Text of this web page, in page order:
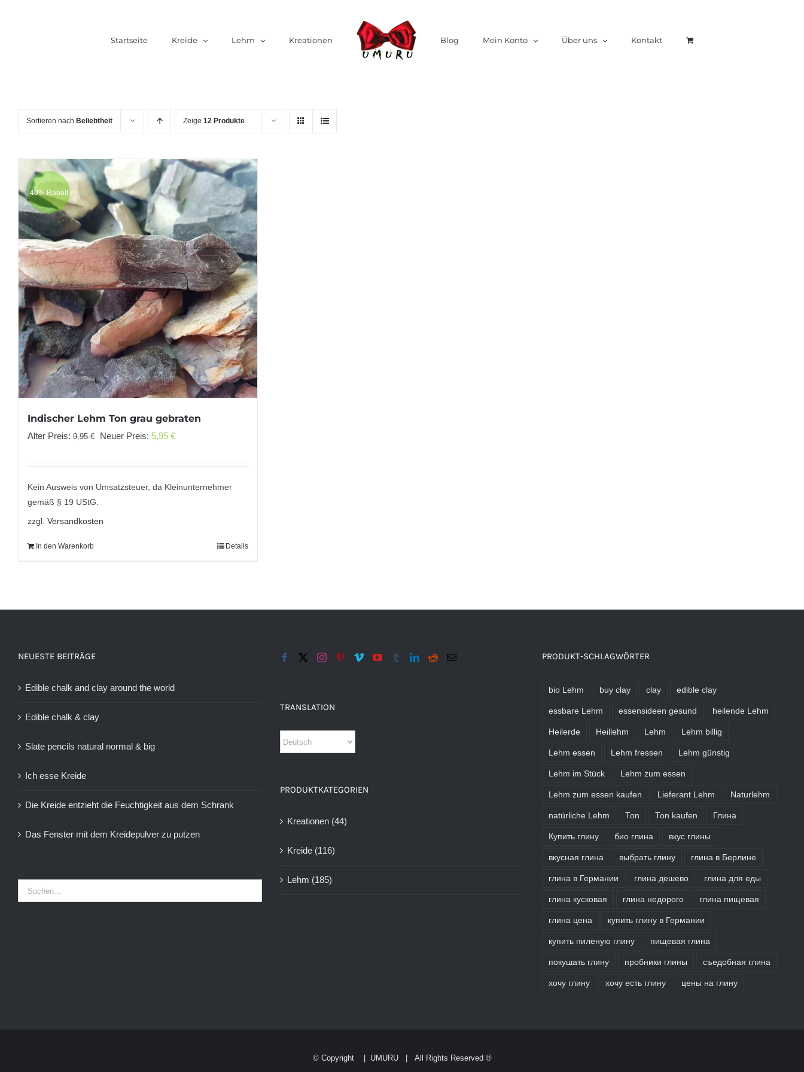
Startseite Kreide Lehm Kreationen Blog Mein Konto Über uns Kontakt
Sortieren nach Beliebtheit Zeige 12 Produkte
40% Rabatt
Indischer Lehm Ton grau gebraten
Alter Preis: 9,95€
Ursprünglicher
9,95 €
Neuer Preis: 5,95 €Aktueller
5,95 €.
Kein Ausweis von Umsatzsteuer, da Kleinunternehmer
gemäß § 19 UStG.
zzgl. Versandkosten
In den Warenkorb Details
NEUESTE BEITRÄGE
Edible chalk and clay around the world
Edible chalk & clay
Slate pencils natural normal & big
Ich esse Kreide
Die Kreide entzieht die Feuchtigkeit aus dem Schrank
Das Fenster mit dem Kreidepulver zu putzen
TRANSLATION
PRODUKTKATEGORIEN
Kreationen (44)
Kreide (116)
Lehm (185)
PRODUKT-SCHLAGWÖRTER
bio Lehm buy clay clay edible clay
essbare Lehm essensideen gesund heilende Lehm
Heilerde Heillehm Lehm Lehm billig
Lehm essen Lehm fressen Lehm günstig
Lehm im Stück Lehm zum essen
Lehm zum essen kaufen Lieferant Lehm Naturlehm
natürliche Lehm Ton Ton kaufen Глина
Купить глину био глина вкус глины
вкусная глина выбрать глину глина в Берлине
глина в Германии глина дешево глина для еды
глина кусковая глина недорого глина пищевая
глина цена купить глину в Германии
купить пиленую глину пищевая глина
покушать глину пробники глины съедобная глина
хочу глину хочу есть глину цены на глину
© Copyright UMURU| All Rights Reserved ®